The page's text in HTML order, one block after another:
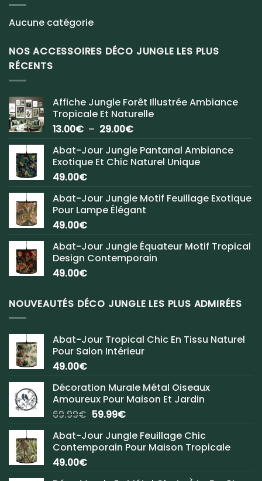
Aucune catégorie
NOS ACCESSOIRES DÉCO JUNGLE LES PLUS
RÉCENTS
Affiche Jungle Forêt Illustrée Ambiance
Tropicale Et Naturelle
13.00€ – 29.00€Plage
prix :
13.00€
Abat-Jour Jungle Pantanal Ambiance
Exotique Et Chic Naturel Unique
49.00€
Abat-Jour Jungle Motif Feuillage Exotique
Pour Lampe Élégant
49.00€
Abat-Jour Jungle Équateur Motif Tropical
Design Contemporain
49.00€
NOUVEAUTÉS DÉCO JUNGLE LES PLUS ADMIRÉES
Abat-Jour Tropical Chic En Tissu Naturel
Pour Salon Intérieur
49.00€
Décoration Murale Métal Oiseaux
Amoureux Pour Maison Et Jardin
69.99€ Le
initial
était :
59.99€Le
actuel
est :
Abat-Jour Jungle Feuillage Chic
Contemporain Pour Maison Tropicale
49.00€